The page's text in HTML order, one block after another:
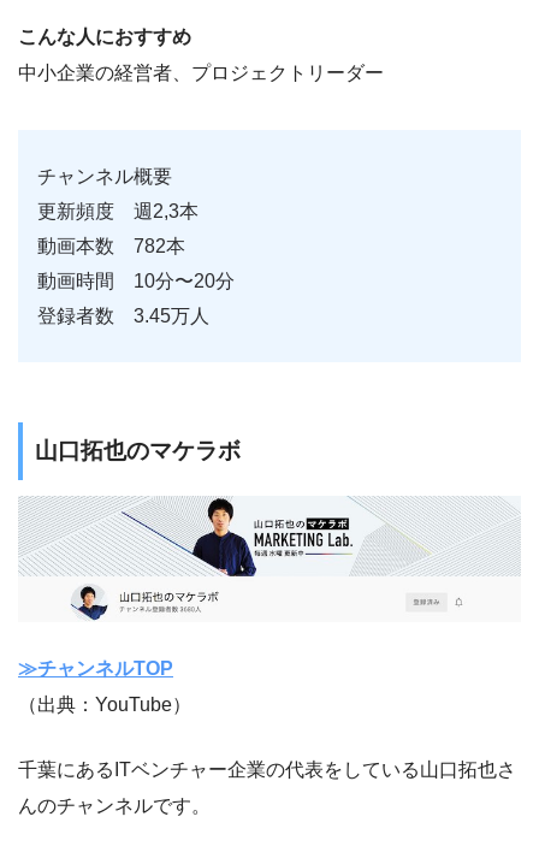
こんな人におすすめ
中小企業の経営者、プロジェクトリーダー
チャンネル概要
更新頻度 週2,3本
動画本数 782本
動画時間 10分〜20分
登録者数 3.45万人
山口拓也のマケラボ
≫チャンネルTOP
（出典：YouTube）
千葉にあるITベンチャー企業の代表をしている山口拓也さ
んのチャンネルです。